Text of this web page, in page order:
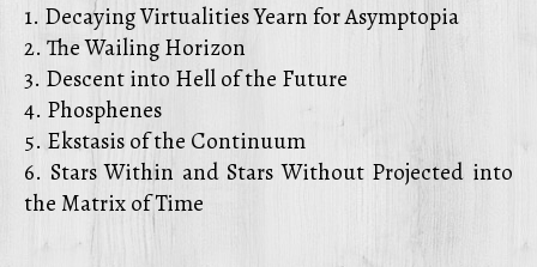
1. Decaying Virtualities Yearn for Asymptopia
2. The Wailing Horizon
3. Descent into Hell of the Future
4. Phosphenes
5. Ekstasis of the Continuum
6. Stars Within and Stars Without Projected into
the Matrix of Time